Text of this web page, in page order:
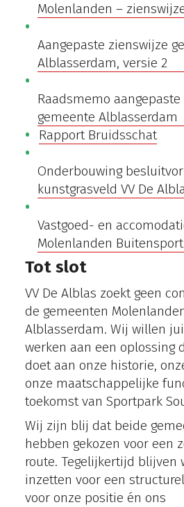
Molenlanden –
Aangepaste zienswijze
Alblasserdam, versie 2
Raadsmemo
gemeente Alblasserdam
Rapport Bruidsschat
Onderbouwing
kunstgrasveld VV De
Vastgoed- en
Molenlanden Buitensport
Tot slot
VV De Alblas zoekt geen
de gemeenten
Alblasserdam. Wij willen
werken aan een oplossing
doet aan onze historie,
onze maatschappelijke
toekomst van Sportpark
Wij zijn blij dat beide
hebben gekozen voor een
route. Tegelijkertijd blijven
inzetten voor een
voor onze positie én ons